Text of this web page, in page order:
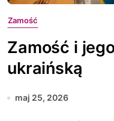
Zamość
Zamość i
ukraińską
maj 25, 2026